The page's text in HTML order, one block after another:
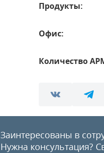
Продукты:
Офис:
Количество
Заинтересованы в
Нужна консультация?